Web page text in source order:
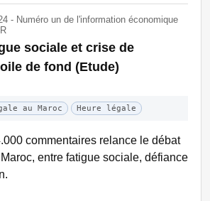
- Numéro un de l'information économique
sociale et crise de
de fond (Etude)
au Maroc Heure légale
commentaires relance le débat
entre fatigue sociale, défiance